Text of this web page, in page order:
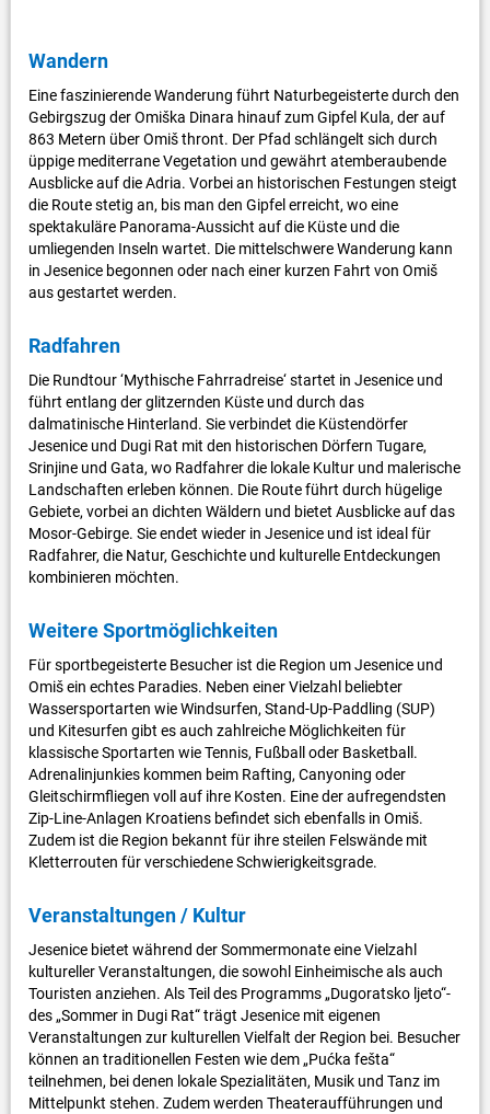
Wandern
Eine faszinierende Wanderung führt Naturbegeisterte durch den
Gebirgszug der Omiška Dinara hinauf zum Gipfel Kula, der auf
863 Metern über Omiš thront. Der Pfad schlängelt sich durch
üppige mediterrane Vegetation und gewährt atemberaubende
Ausblicke auf die Adria. Vorbei an historischen Festungen steigt
die Route stetig an, bis man den Gipfel erreicht, wo eine
spektakuläre Panorama-Aussicht auf die Küste und die
umliegenden Inseln wartet. Die mittelschwere Wanderung kann
in Jesenice begonnen oder nach einer kurzen Fahrt von Omiš
aus gestartet werden.
Radfahren
Die Rundtour ‘Mythische Fahrradreise‘ startet in Jesenice und
führt entlang der glitzernden Küste und durch das
dalmatinische Hinterland. Sie verbindet die Küstendörfer
Jesenice und Dugi Rat mit den historischen Dörfern Tugare,
Srinjine und Gata, wo Radfahrer die lokale Kultur und malerische
Landschaften erleben können. Die Route führt durch hügelige
Gebiete, vorbei an dichten Wäldern und bietet Ausblicke auf das
Mosor-Gebirge. Sie endet wieder in Jesenice und ist ideal für
Radfahrer, die Natur, Geschichte und kulturelle Entdeckungen
kombinieren möchten.
Weitere Sportmöglichkeiten
Für sportbegeisterte Besucher ist die Region um Jesenice und
Omiš ein echtes Paradies. Neben einer Vielzahl beliebter
Wassersportarten wie Windsurfen, Stand-Up-Paddling (SUP)
und Kitesurfen gibt es auch zahlreiche Möglichkeiten für
klassische Sportarten wie Tennis, Fußball oder Basketball.
Adrenalinjunkies kommen beim Rafting, Canyoning oder
Gleitschirmfliegen voll auf ihre Kosten. Eine der aufregendsten
Zip-Line-Anlagen Kroatiens befindet sich ebenfalls in Omiš.
Zudem ist die Region bekannt für ihre steilen Felswände mit
Kletterrouten für verschiedene Schwierigkeitsgrade.
Veranstaltungen / Kultur
Jesenice bietet während der Sommermonate eine Vielzahl
kultureller Veranstaltungen, die sowohl Einheimische als auch
Touristen anziehen. Als Teil des Programms „Dugoratsko ljeto“-
des „Sommer in Dugi Rat“ trägt Jesenice mit eigenen
Veranstaltungen zur kulturellen Vielfalt der Region bei. Besucher
können an traditionellen Festen wie dem „Pućka fešta“
teilnehmen, bei denen lokale Spezialitäten, Musik und Tanz im
Mittelpunkt stehen. Zudem werden Theateraufführungen und